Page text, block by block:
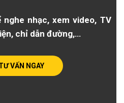
VẤN NGAY
nhạc, xem video, TV
chỉ dẫn đường,…